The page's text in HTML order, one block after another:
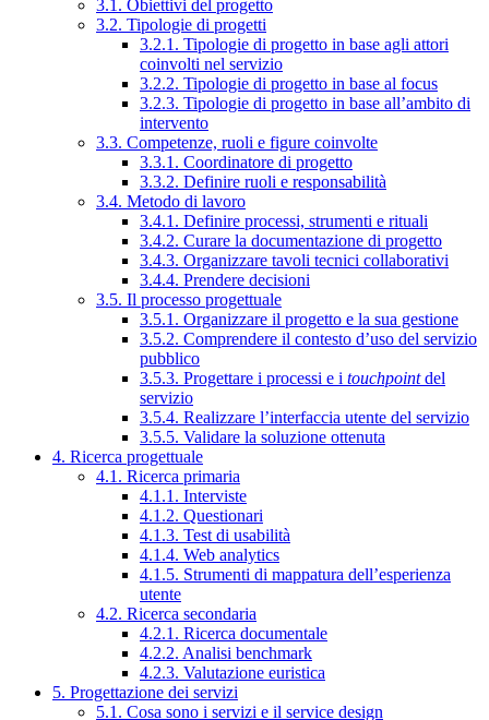
3.1. Obiettivi del progetto
3.2. Tipologie di progetti
3.2.1. Tipologie di progetto in base agli attori
coinvolti nel servizio
3.2.2. Tipologie di progetto in base al focus
3.2.3. Tipologie di progetto in base all’ambito di
intervento
3.3. Competenze, ruoli e figure coinvolte
3.3.1. Coordinatore di progetto
3.3.2. Definire ruoli e responsabilità
3.4. Metodo di lavoro
3.4.1. Definire processi, strumenti e rituali
3.4.2. Curare la documentazione di progetto
3.4.3. Organizzare tavoli tecnici collaborativi
3.4.4. Prendere decisioni
3.5. Il processo progettuale
3.5.1. Organizzare il progetto e la sua gestione
3.5.2. Comprendere il contesto d’uso del servizio
pubblico
3.5.3. Progettare i processi e i touchpointdel
servizio
3.5.4. Realizzare l’interfaccia utente del servizio
3.5.5. Validare la soluzione ottenuta
4. Ricerca progettuale
4.1. Ricerca primaria
4.1.1. Interviste
4.1.2. Questionari
4.1.3. Test di usabilità
4.1.4. Web analytics
4.1.5. Strumenti di mappatura dell’esperienza
utente
4.2. Ricerca secondaria
4.2.1. Ricerca documentale
4.2.2. Analisi benchmark
4.2.3. Valutazione euristica
5. Progettazione dei servizi
5.1. Cosa sono i servizi e il service design